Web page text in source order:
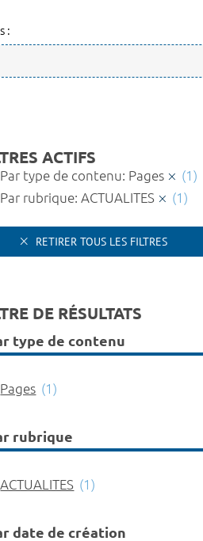
:
ACTIFS
Par type de contenu: Pages
(1)
Par rubrique: ACTUALITES
(1)
RETIRER TOUS LES FILTRES
DE RÉSULTATS
type de contenu
Pages (1)
rubrique
ACTUALITES (1)
date de création